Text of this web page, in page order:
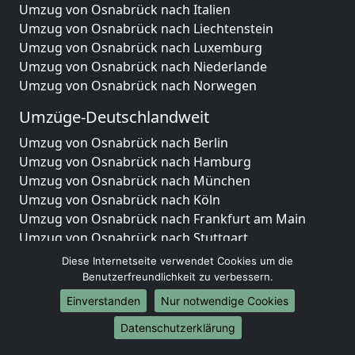
Umzug von Osnabrück nach Italien
Umzug von Osnabrück nach Liechtenstein
Umzug von Osnabrück nach Luxemburg
Umzug von Osnabrück nach Niederlande
Umzug von Osnabrück nach Norwegen
Umzüge-Deutschlandweit
Umzug von Osnabrück nach Berlin
Umzug von Osnabrück nach Hamburg
Umzug von Osnabrück nach München
Umzug von Osnabrück nach Köln
Umzug von Osnabrück nach Frankfurt am Main
Umzug von Osnabrück nach Stuttgart
Umzug von Osnabrück nach Düsseldorf
Umzug von Osnabrück nach Leipzig
Umzug von Osnabrück nach Dortmund
Umzug von Osnabrück nach Essen
Umzug von Osnabrück nach Bremen
Diese Internetseite verwendet Cookies um die
Benutzerfreundlichkeit zu verbessern.
Einverstanden
Nur notwendige Cookies
Datenschutzerklärung